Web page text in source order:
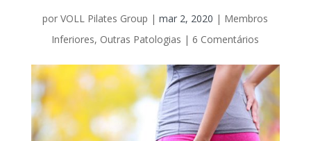
porVOLL Pilates Group |mar 2, 2020 | Membros
Inferiores, Outras Patologias |6 Comentários